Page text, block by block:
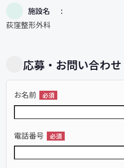
施設名
荻窪整形外科
応募・お問い合わせ
お名前 必須
電話番号 必須